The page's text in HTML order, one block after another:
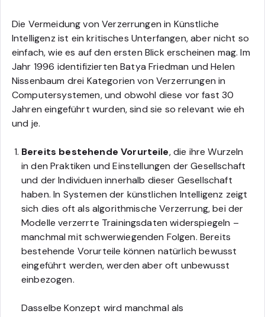
Die Vermeidung von Verzerrungen in Künstliche
Intelligenz ist ein kritisches Unterfangen, aber nicht so
einfach, wie es auf den ersten Blick erscheinen mag. Im
Jahr 1996 identifizierten Batya Friedman und Helen
Nissenbaum drei Kategorien von Verzerrungen in
Computersystemen, und obwohl diese vor fast 30
Jahren eingeführt wurden, sind sie so relevant wie eh
und je.
Bereits bestehende Vorurteile, die ihre Wurzeln
in den Praktiken und Einstellungen der Gesellschaft
und der Individuen innerhalb dieser Gesellschaft
haben. In Systemen der künstlichen Intelligenz zeigt
sich dies oft als algorithmische Verzerrung, bei der
Modelle verzerrte Trainingsdaten widerspiegeln –
manchmal mit schwerwiegenden Folgen. Bereits
bestehende Vorurteile können natürlich bewusst
eingeführt werden, werden aber oft unbewusst
einbezogen.
Dasselbe Konzept wird manchmal als